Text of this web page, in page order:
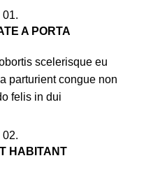
01.
A PORTA
scelerisque eu
parturient congue non
felis in dui
02.
HABITANT